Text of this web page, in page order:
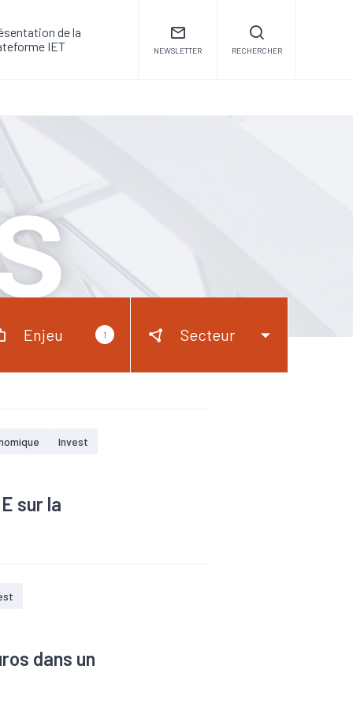
de la
IET
NEWSLETTER RECHERCHER
Enjeu 1 Secteur
Invest
sur la
dans un